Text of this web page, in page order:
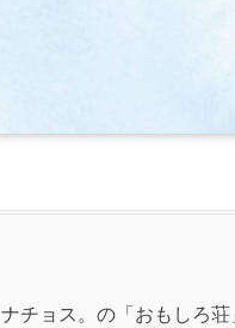
ナチョス。の「おもしろ